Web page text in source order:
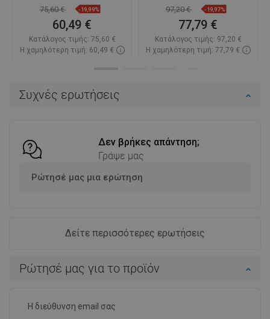
Συχνές ερωτήσεις
Δεν βρήκες απάντηση;
Γράψε μας
Ρώτησέ μας μια ερώτηση
Δείτε περισσότερες ερωτήσεις
Ρώτησέ μας για το προϊόν
75,60 € -19,99%
60,49 €
Κατάλογος τιμής: 75,60 €
Η χαμηλότερη τιμή: 60,49 €
97,20 € -19,97%
77,79 €
Κατάλογος τιμής: 97,20 €
Η χαμηλότερη τιμή: 77,79 €